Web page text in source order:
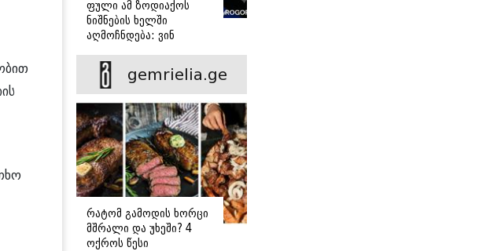
ფული ამ ზოდიაქოს
ნიშნების ხელში
აღმოჩნდება: ვინ
gemrielia.ge
რატომ გამოდის ხორცი
მშრალი და უხეში? 4
ოქროს წესი